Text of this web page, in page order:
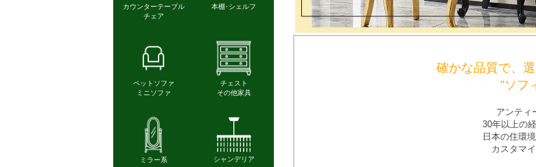
確かな品質で、
”ソフ
アンティ
30年以上の
日本の住環
カスタマ